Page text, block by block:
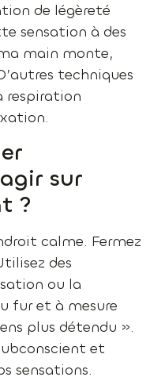
de légèreté
sensation à des
main monte,
techniques
respiration
sur
?
calme. Fermez
des
ou la
fur et à mesure
plus détendu ».
et
sensations.